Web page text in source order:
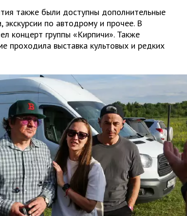
также были доступны дополнительные
экскурсии по автодрому и прочее. В
концерт группы «Кирпичи». Также
проходила выставка культовых и редких